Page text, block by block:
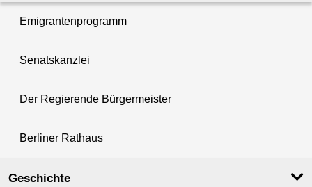
Emigrantenprogramm
Senatskanzlei
Der Regierende Bürgermeister
Berliner Rathaus
Geschichte